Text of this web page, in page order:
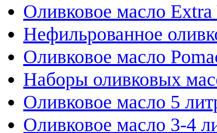
Оливковое масло
Нефильрованное
Оливковое масло
Наборы оливковых
Оливковое масло 5
Оливковое масло 3-4